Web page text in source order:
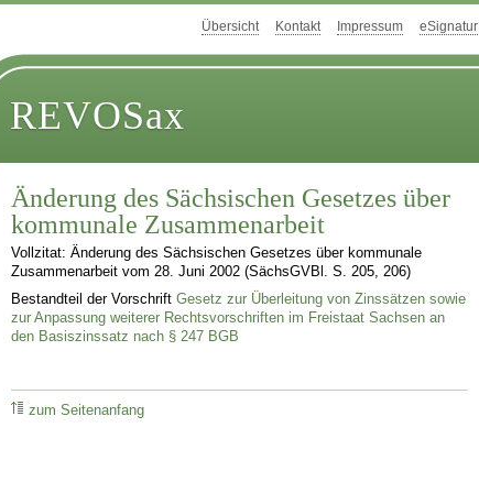
Übersicht Kontakt Impressum eSignatur
REVOSax
Änderung des Sächsischen Gesetzes über
kommunale Zusammenarbeit
Vollzitat: Änderung des Sächsischen Gesetzes über kommunale
Zusammenarbeit vom 28. Juni 2002 (SächsGVBl. S. 205, 206)
Bestandteil der VorschriftGesetz zur Überleitung von Zinssätzen sowie
zur Anpassung weiterer Rechtsvorschriften im Freistaat Sachsen an
den Basiszinssatz nach § 247 BGB
zum Seitenanfang